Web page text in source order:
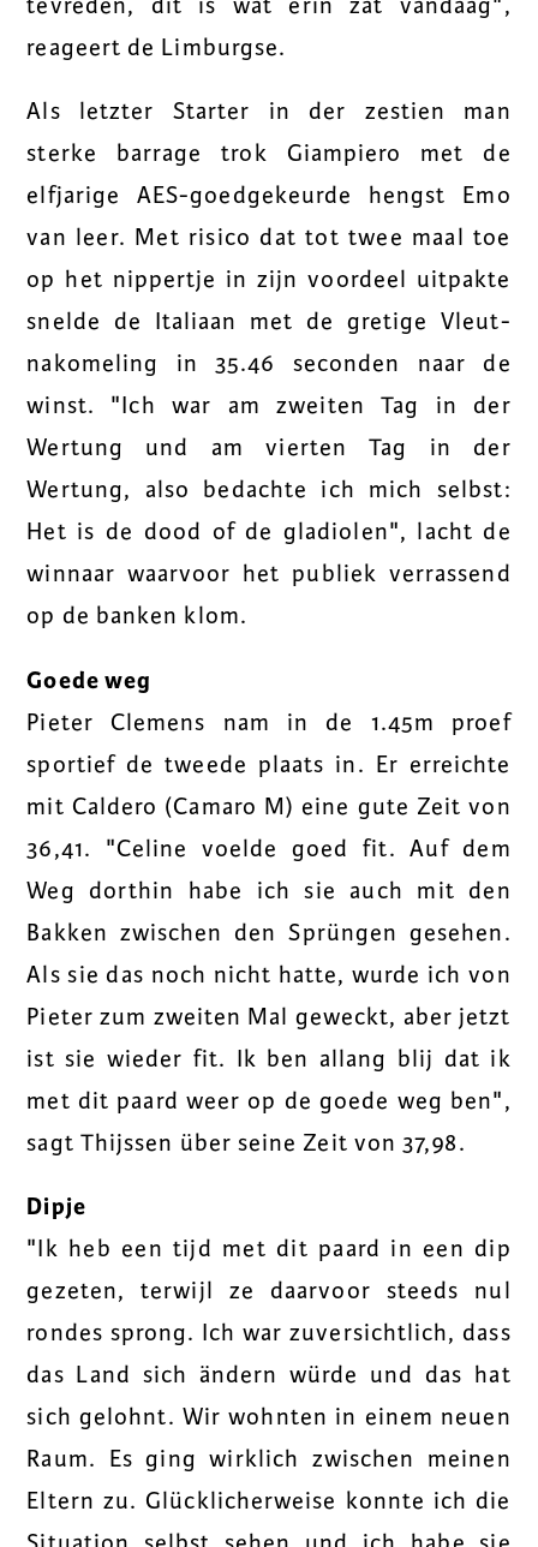
tevreden, dit is wat erin zat vandaag",
reageert de Limburgse.
Als letzter Starter in der zestien man
sterke barrage trok Giampiero met de
elfjarige AES-goedgekeurde hengst Emo
van leer. Met risico dat tot twee maal toe
op het nippertje in zijn voordeel uitpakte
snelde de Italiaan met de gretige Vleut-
nakomeling in 35.46 seconden naar de
winst. "Ich war am zweiten Tag in der
Wertung und am vierten Tag in der
Wertung, also bedachte ich mich selbst:
Het is de dood of de gladiolen", lacht de
winnaar waarvoor het publiek verrassend
op de banken klom.
Goede weg
Pieter Clemens nam in de 1.45m proef
sportief de tweede plaats in. Er erreichte
mit Caldero (Camaro M) eine gute Zeit von
36,41. "Celine voelde goed fit. Auf dem
Weg dorthin habe ich sie auch mit den
Bakken zwischen den Sprüngen gesehen.
Als sie das noch nicht hatte, wurde ich von
Pieter zum zweiten Mal geweckt, aber jetzt
ist sie wieder fit. Ik ben allang blij dat ik
met dit paard weer op de goede weg ben",
sagt Thijssen über seine Zeit von 37,98.
Dipje
"Ik heb een tijd met dit paard in een dip
gezeten, terwijl ze daarvoor steeds nul
rondes sprong. Ich war zuversichtlich, dass
das Land sich ändern würde und das hat
sich gelohnt. Wir wohnten in einem neuen
Raum. Es ging wirklich zwischen meinen
Eltern zu. Glücklicherweise konnte ich die